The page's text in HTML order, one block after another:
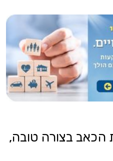
הכאב בצורה טובה,